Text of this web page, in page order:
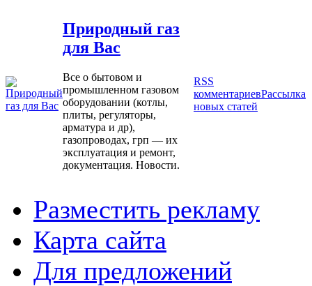
Природный газ
для Вас
Все о бытовом и
промышленном газовом
оборудовании (котлы,
плиты, регуляторы,
арматура и др),
газопроводах, грп — их
эксплуатация и ремонт,
документация. Новости.
RSS
комментариевРассылка
новых статей
Разместить рекламу
Карта сайта
Для предложений